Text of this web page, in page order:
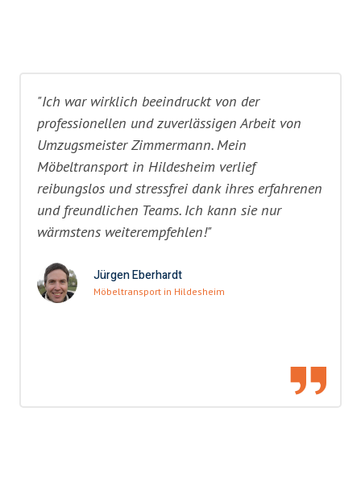
"Ich war wirklich beeindruckt von der
professionellen und zuverlässigen Arbeit von
Umzugsmeister Zimmermann. Mein
Möbeltransport in Hildesheim verlief
reibungslos und stressfrei dank ihres erfahrenen
und freundlichen Teams. Ich kann sie nur
wärmstens weiterempfehlen!"
Jürgen Eberhardt
Möbeltransport in Hildesheim